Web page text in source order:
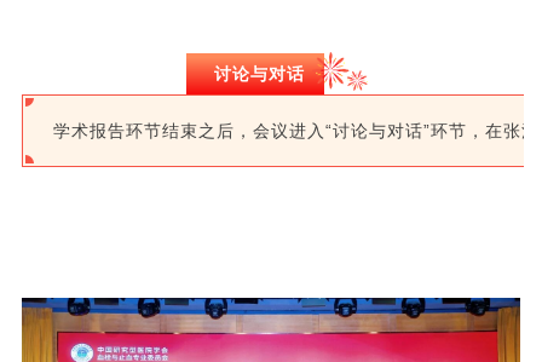
讨论与对话
学术报告环节结束之后，会议进入“讨论与对话”环节，在张